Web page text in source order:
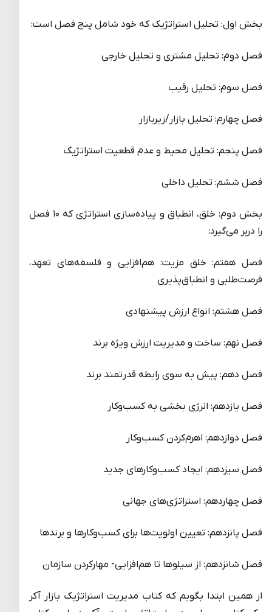
بخش اول: تحلیل استراتژیک که خود شامل پنج فصل است:
فصل دوم: تحلیل مشتری و تحلیل خارجی
فصل سوم: تحلیل رقیب
فصل چهارم: تحلیل بازار/زیربازار
فصل پنجم: تحلیل محیط و عدم قطعیت استراتژیک
فصل ششم: تحلیل داخلی
بخش دوم: خلق، انطباق و پیاده‌سازی استراتژی که ۱۰ فصل
را دربر می‌گیرد:
فصل هفتم: خلق مزیت: هم‌افزایی و فلسفه‌های تعهد،
فرصت‌طلبی و انطباق‌پذیری
فصل هشتم: انواع ارزش پیشنهادی
فصل نهم: ساخت و مدیریت ارزش ویژه برند
فصل دهم: پیش به سوی رابطه قدرتمند برند
فصل یازدهم: انرژی بخشی به کسب‌وکار
فصل دوازدهم: اهرم‌کردن کسب‌وکار
فصل سیزدهم: ایجاد کسب‌وکارهای جدید
فصل چهاردهم: استراتژی‌های جهانی
فصل پانزدهم: تعیین اولویت‌ها برای کسب‌وکارها و برندها
فصل شانزدهم: از سیلوها تا هم‌افزایی- مهارکردن سازمان
از همین ابتدا بگویم که کتاب مدیریت استراتژیک بازار آکر